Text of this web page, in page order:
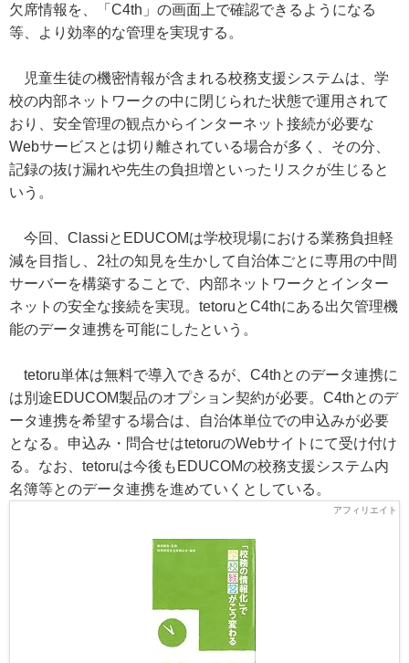
欠席情報を、「C4th」の画面上で確認できるようになる
等、より効率的な管理を実現する。
児童生徒の機密情報が含まれる校務支援システムは、学
校の内部ネットワークの中に閉じられた状態で運用されて
おり、安全管理の観点からインターネット接続が必要な
Webサービスとは切り離されている場合が多く、その分、
記録の抜け漏れや先生の負担増といったリスクが生じると
いう。
今回、ClassiとEDUCOMは学校現場における業務負担軽
減を目指し、2社の知見を生かして自治体ごとに専用の中間
サーバーを構築することで、内部ネットワークとインター
ネットの安全な接続を実現。tetoruとC4thにある出欠管理機
能のデータ連携を可能にしたという。
tetoru単体は無料で導入できるが、C4thとのデータ連携に
は別途EDUCOM製品のオプション契約が必要。C4thとのデ
ータ連携を希望する場合は、自治体単位での申込みが必要
となる。申込み・問合せはtetoruのWebサイトにて受け付け
る。なお、tetoruは今後もEDUCOMの校務支援システム内
名簿等とのデータ連携を進めていくとしている。